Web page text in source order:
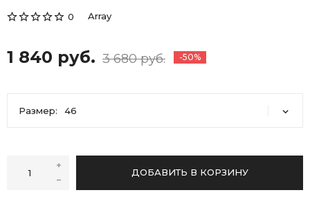
0 Array
1 840 руб. 3 680 руб. -50%
Размер: 46
ДОБАВИТЬ В КОРЗИНУ